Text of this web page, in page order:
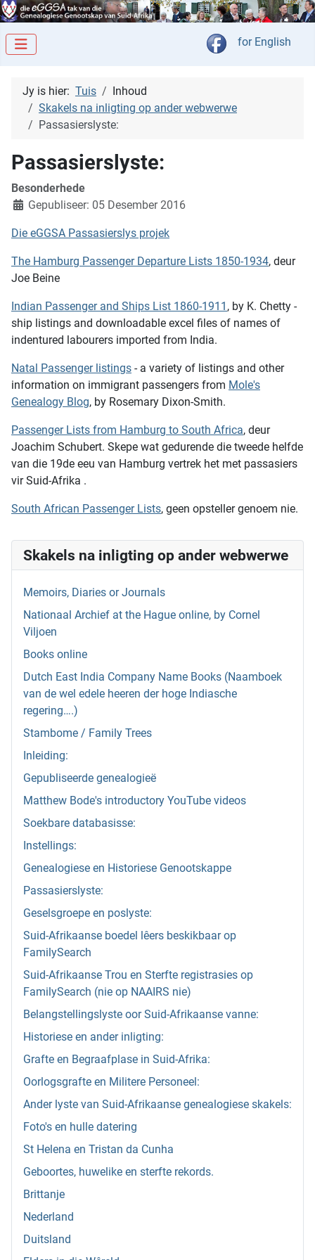
Kies jou taal
for English
Skakels na inligting op ander webwerwe
Memoirs, Diaries or Journals
Nationaal Archief at the Hague online, by Cornel
Viljoen
Books online
Dutch East India Company Name Books (Naamboek
van de wel edele heeren der hoge Indiasche
regering….)
Stambome / Family Trees
Inleiding:
Gepubliseerde genealogieë
Matthew Bode's introductory YouTube videos
Soekbare databasisse:
Instellings:
Genealogiese en Historiese Genootskappe
Passasierslyste:
Geselsgroepe en poslyste:
Suid-Afrikaanse boedel lêers beskikbaar op
FamilySearch
Suid-Afrikaanse Trou en Sterfte registrasies op
FamilySearch (nie op NAAIRS nie)
Belangstellingslyste oor Suid-Afrikaanse vanne:
Historiese en ander inligting:
Grafte en Begraafplase in Suid-Afrika:
Oorlogsgrafte en Militere Personeel:
Ander lyste van Suid-Afrikaanse genealogiese skakels:
Foto's en hulle datering
St Helena en Tristan da Cunha
Geboortes, huwelike en sterfte rekords.
Brittanje
Nederland
Duitsland
Jy is hier: Tuis
Inhoud
Skakels na inligting op ander webwerwe
Passasierslyste:
Passasierslyste:
Besonderhede
Gepubliseer: 05 Desember 2016
Die eGGSA Passasierslys projek
The Hamburg Passenger Departure Lists 1850-1934, deur
Joe Beine
Indian Passenger and Ships List 1860-1911 , by K. Chetty -
ship listings and downloadable excel files of names of
indentured labourers imported from India.
Natal Passenger listings - a variety of listings and other
information on immigrant passengers from Mole's
Genealogy Blog, by Rosemary Dixon-Smith.
Passenger Lists from Hamburg to South Africa, deur
Joachim Schubert. Skepe wat gedurende die tweede helfde
van die 19de eeu van Hamburg vertrek het met passasiers
vir Suid-Afrika .
South African Passenger Lists, geen opsteller genoem nie.